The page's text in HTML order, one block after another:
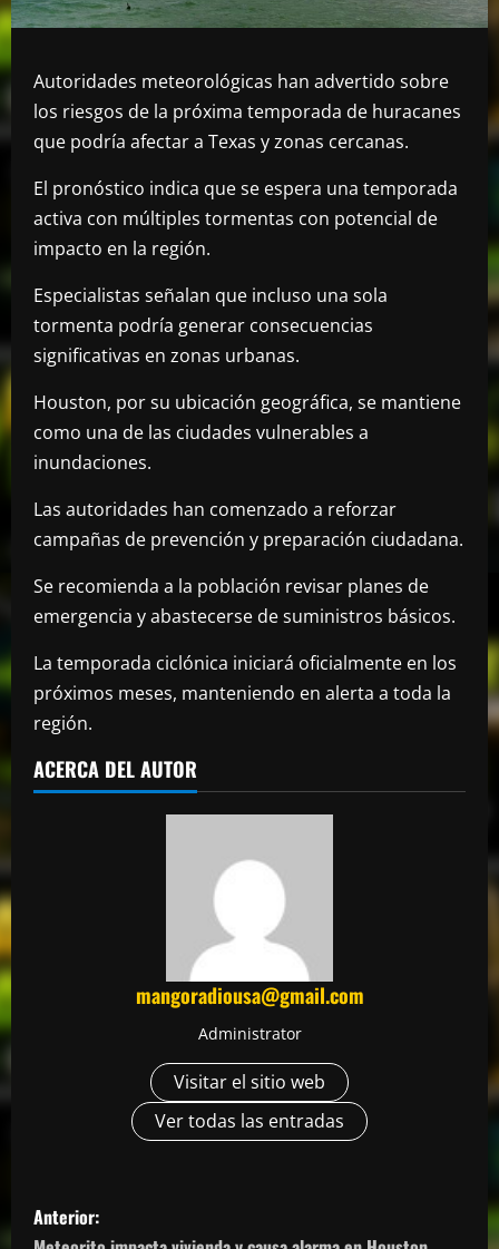
Autoridades meteorológicas han advertido sobre
los riesgos de la próxima temporada de huracanes
que podría afectar a Texas y zonas cercanas.
El pronóstico indica que se espera una temporada
activa con múltiples tormentas con potencial de
impacto en la región.
Especialistas señalan que incluso una sola
tormenta podría generar consecuencias
significativas en zonas urbanas.
Houston, por su ubicación geográfica, se mantiene
como una de las ciudades vulnerables a
inundaciones.
Las autoridades han comenzado a reforzar
campañas de prevención y preparación ciudadana.
Se recomienda a la población revisar planes de
emergencia y abastecerse de suministros básicos.
La temporada ciclónica iniciará oficialmente en los
próximos meses, manteniendo en alerta a toda la
región.
ACERCA DEL AUTOR
mangoradiousa@gmail.com
Administrator
Visitar el sitio web
Ver todas las entradas
N
Anterior: